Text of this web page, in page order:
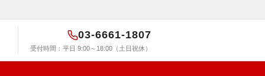
03-6661-1807
受付時間：平日 9:00～18:00（土日祝休）